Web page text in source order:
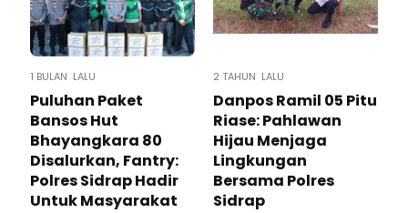
1 BULAN LALU
Puluhan Paket
Bansos Hut
Bhayangkara 80
Disalurkan, Fantry:
Polres Sidrap Hadir
Untuk Masyarakat
2 TAHUN LALU
Danpos Ramil 05 Pitu
Riase: Pahlawan
Hijau Menjaga
Lingkungan
Bersama Polres
Sidrap